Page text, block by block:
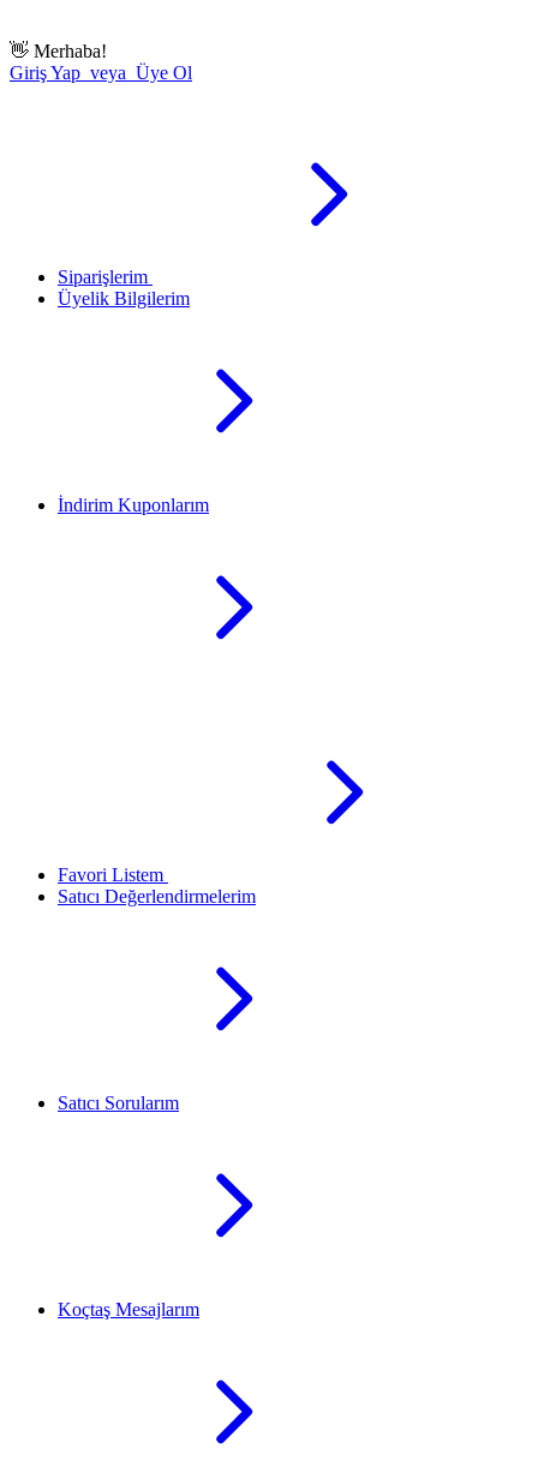
👋 Merhaba!
Giriş Yap veya Üye Ol
Siparişlerim
Üyelik Bilgilerim
İndirim Kuponlarım
Favori Listem
Satıcı Değerlendirmelerim
Satıcı Sorularım
Koçtaş Mesajlarım